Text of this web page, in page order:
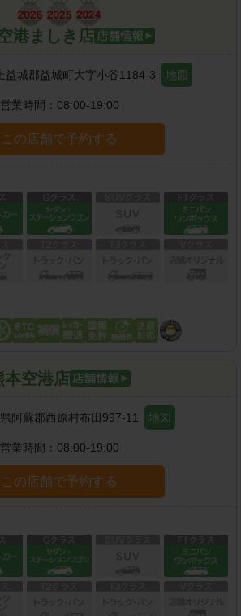
港ましき店
益城郡益城町大字小谷1184-3 地図
営業時間： 08:00-19:00
この店舗で予約する
本空港店
阿蘇郡西原村布田997-11 地図
営業時間： 08:00-19:00
この店舗で予約する